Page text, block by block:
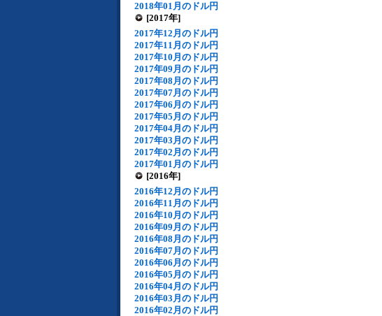
2018年01月のドル円
[2017年]
2017年12月のドル円
2017年11月のドル円
2017年10月のドル円
2017年09月のドル円
2017年08月のドル円
2017年07月のドル円
2017年06月のドル円
2017年05月のドル円
2017年04月のドル円
2017年03月のドル円
2017年02月のドル円
2017年01月のドル円
[2016年]
2016年12月のドル円
2016年11月のドル円
2016年10月のドル円
2016年09月のドル円
2016年08月のドル円
2016年07月のドル円
2016年06月のドル円
2016年05月のドル円
2016年04月のドル円
2016年03月のドル円
2016年02月のドル円